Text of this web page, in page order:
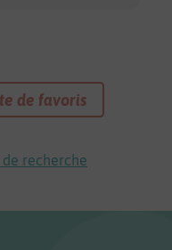
de favoris
recherche